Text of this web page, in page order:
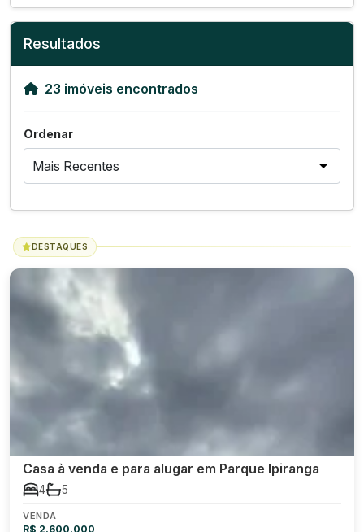
Resultados
23 imóveis encontrados
Ordenar
DESTAQUES
Casa à venda e para alugar em Parque Ipiranga
4 5
VENDA
R$ 2.600.000